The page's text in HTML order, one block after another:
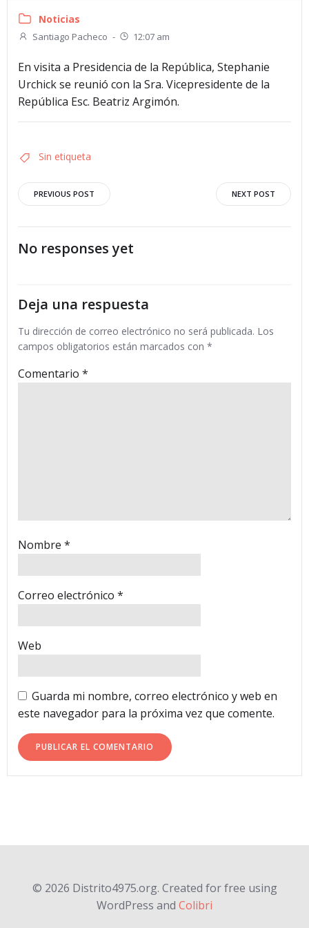
Noticias
Santiago Pacheco - 12:07 am
En visita a Presidencia de la República, Stephanie
Urchick se reunió con la Sra. Vicepresidente de la
República Esc. Beatriz Argimón.
Sin etiqueta
Navegación
por
las
entradas
PREVIOUS POST
Navegación
por
NEXT POST
No responses yet
Deja una respuesta
Tu dirección de correo electrónico no será publicada. Los
campos obligatorios están marcados con *
Comentario *
Nombre *
Correo electrónico *
Web
Guarda mi nombre, correo electrónico y web en
este navegador para la próxima vez que comente.
© 2026 Distrito4975.org. Created for free using
WordPress and Colibri